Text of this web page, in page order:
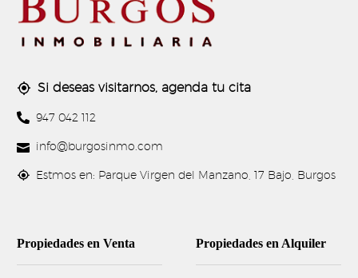

 Si deseas visitarnos, agenda tu cita

 947 042 112

 info@burgosinmo.com

 Estmos en: Parque Virgen del Manzano, 17 Bajo, Burgos
Propiedades en Venta Propiedades en Alquiler